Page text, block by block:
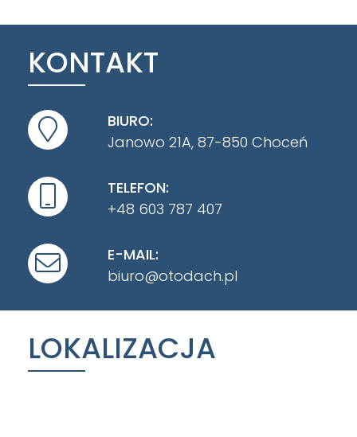
KONTAKT
BIURO:
Janowo 21A, 87-850 Choceń
TELEFON:
+48 603 787 407
E-MAIL:
biuro@otodach.pl
LOKALIZACJA